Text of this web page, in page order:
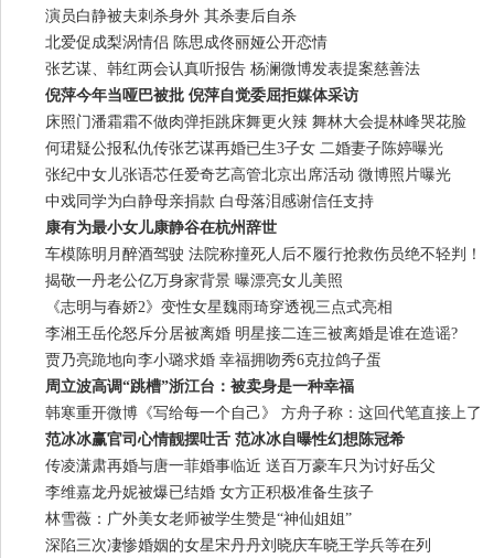
演员白静被夫刺杀身外 其杀妻后自杀
北爱促成梨涡情侣 陈思成佟丽娅公开恋情
张艺谋、韩红两会认真听报告 杨澜微博发表提案慈善法
倪萍今年当哑巴被批 倪萍自觉委屈拒媒体采访
床照门潘霜霜不做肉弹拒跳床舞更火辣 舞林大会提林峰哭花脸
何珺疑公报私仇传张艺谋再婚已生3子女 二婚妻子陈婷曝光
张纪中女儿张语芯任爱奇艺高管北京出席活动 微博照片曝光
中戏同学为白静母亲捐款 白母落泪感谢信任支持
康有为最小女儿康静谷在杭州辞世
车模陈明月醉酒驾驶 法院称撞死人后不履行抢救伤员绝不轻判！
揭敬一丹老公亿万身家背景 曝漂亮女儿美照
《志明与春娇2》变性女星魏雨琦穿透视三点式亮相
李湘王岳伦怒斥分居被离婚 明星接二连三被离婚是谁在造谣?
贾乃亮跪地向李小璐求婚 幸福拥吻秀6克拉鸽子蛋
周立波高调“跳槽”浙江台：被卖身是一种幸福
韩寒重开微博《写给每一个自己》 方舟子称：这回代笔直接上了
范冰冰赢官司心情靓摆吐舌 范冰冰自曝性幻想陈冠希
传凌潇肃再婚与唐一菲婚事临近 送百万豪车只为讨好岳父
李维嘉龙丹妮被爆已结婚 女方正积极准备生孩子
林雪薇：广外美女老师被学生赞是“神仙姐姐”
深陷三次凄惨婚姻的女星宋丹丹刘晓庆车晓王学兵等在列